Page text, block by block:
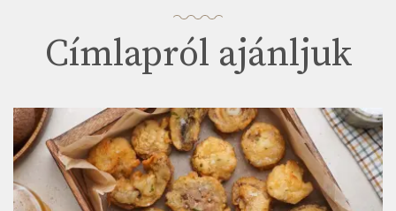
Címlapról ajánljuk